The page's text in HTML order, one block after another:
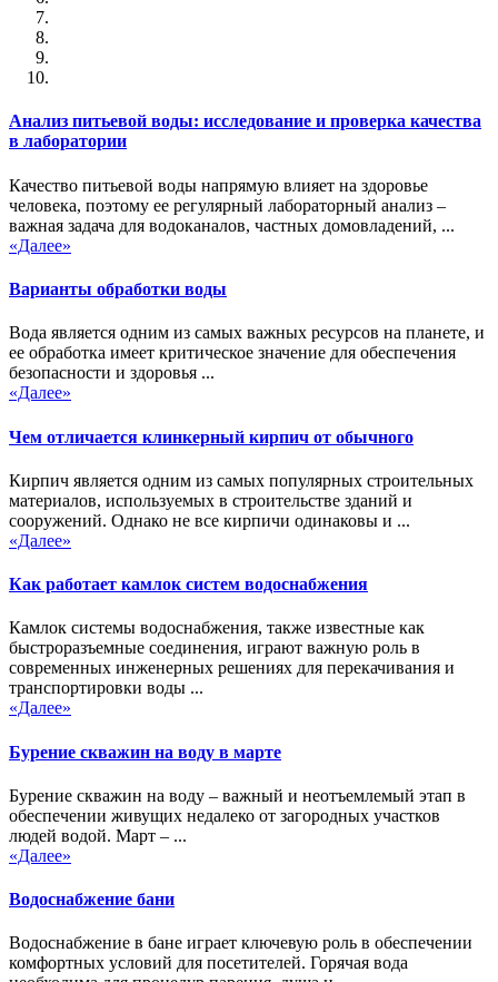
Анализ питьевой воды: исследование и проверка качества
в лаборатории
Качество питьевой воды напрямую влияет на здоровье
человека, поэтому ее регулярный лабораторный анализ –
важная задача для водоканалов, частных домовладений, ...
«Далее»
Варианты обработки воды
Вода является одним из самых важных ресурсов на планете, и
ее обработка имеет критическое значение для обеспечения
безопасности и здоровья ...
«Далее»
Чем отличается клинкерный кирпич от обычного
Кирпич является одним из самых популярных строительных
материалов, используемых в строительстве зданий и
сооружений. Однако не все кирпичи одинаковы и ...
«Далее»
Как работает камлок систем водоснабжения
Камлок системы водоснабжения, также известные как
быстроразъемные соединения, играют важную роль в
современных инженерных решениях для перекачивания и
транспортировки воды ...
«Далее»
Бурение скважин на воду в марте
Бурение скважин на воду – важный и неотъемлемый этап в
обеспечении живущих недалеко от загородных участков
людей водой. Март – ...
«Далее»
Водоснабжение бани
Водоснабжение в бане играет ключевую роль в обеспечении
комфортных условий для посетителей. Горячая вода